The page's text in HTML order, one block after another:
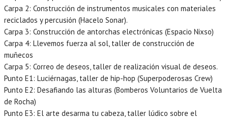
Carpa 2: Construcción de instrumentos musicales con materiales
reciclados y percusión (Hacelo Sonar).
Carpa 3: Construcción de antorchas electrónicas (Espacio Nixso)
Carpa 4: Llevemos fuerza al sol, taller de construcción de
muñecos
Carpa 5: Correo de deseos, taller de realización visual de deseos.
Punto E1: Luciérnagas, taller de hip-hop (Superpoderosas Crew)
Punto E2: Desafiando las alturas (Bomberos Voluntarios de Vuelta
de Rocha)
Punto E3: El arte desarma tu cabeza, taller lúdico sobre el